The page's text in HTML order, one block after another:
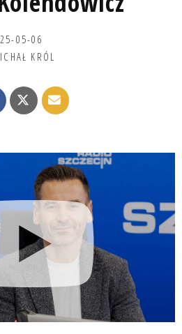
05-06
KRÓL